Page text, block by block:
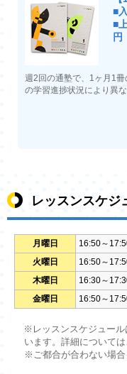
■
■
円
週2回の通塾で、1ヶ月1
の学習進捗状況により異な
レッスンスケジ
月曜日
16:50～
火曜日
16:50～
木曜日
16:30～
金曜日
16:50～
※レッスンスケジュール
います。詳細について
※ご都合が合わない場合